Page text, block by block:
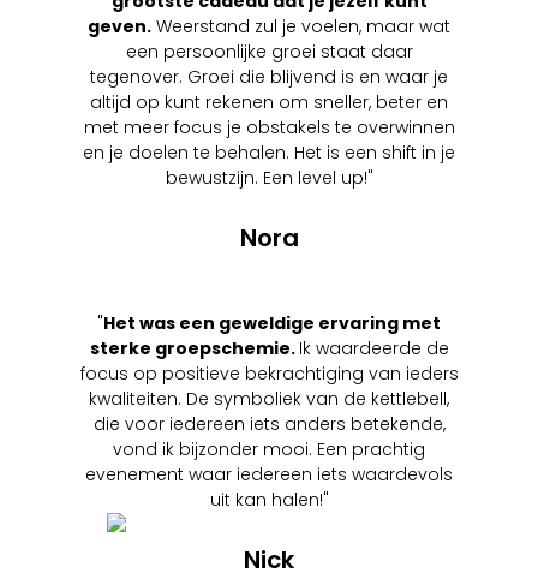
geven. Weerstand zul je voelen, maar wat
een persoonlijke groei staat daar
tegenover. Groei die blijvend is en waar je
altijd op kunt rekenen om sneller, beter en
met meer focus je obstakels te overwinnen
en je doelen te behalen. Het is een shift in je
bewustzijn. Een level up!"
Nora
"Het was een geweldige ervaring met
sterke groepschemie. Ik waardeerde de
focus op positieve bekrachtiging van ieders
kwaliteiten. De symboliek van de kettlebell,
die voor iedereen iets anders betekende,
vond ik bijzonder mooi. Een prachtig
evenement waar iedereen iets waardevols
uit kan halen!"
Nick